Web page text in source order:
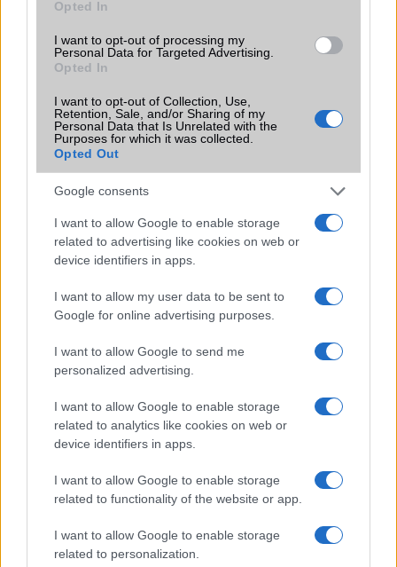
Opted In
I want to opt-out of processing my
Personal Data for Targeted Advertising.
Opted In
I want to opt-out of Collection, Use,
Retention, Sale, and/or Sharing of my
Personal Data that Is Unrelated with the
Purposes for which it was collected.
Opted Out
Google consents
I want to allow Google to enable storage
related to advertising like cookies on web or
device identifiers in apps.
I want to allow my user data to be sent to
Google for online advertising purposes.
I want to allow Google to send me
personalized advertising.
I want to allow Google to enable storage
related to analytics like cookies on web or
device identifiers in apps.
I want to allow Google to enable storage
related to functionality of the website or app.
I want to allow Google to enable storage
related to personalization.
KAPCSOLÓDÓ HÍREK
Apple frissítés: Mostantól az EU-ban és az Egyesült
Királyságban is elérhető a vásárlási migrációs eszköz
Apple vs. EU: újabb összecsapás a felhasználói védelem és
a szabályozás frontján
Hamarosan érkezhetnek a ChatGPT hirdetések – még Sam
Altman is „nyugtalanítónak” nevezte őket
Az Apple lehetne a legjobb megoldás az életkor-ellenőrzés
problémájára
iOS 26.5 újdonságok: három app is komoly frissítést kap
Megjelent az iOS 26.5 – ezek az új funkciók érkeztek az
iPhone-okra
További hírek
Számos népszerű Samsung Galaxy készülék kimarad a One